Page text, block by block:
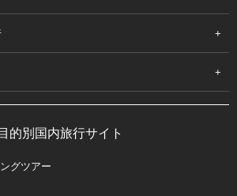
目的別国内旅行サイト
グツアー